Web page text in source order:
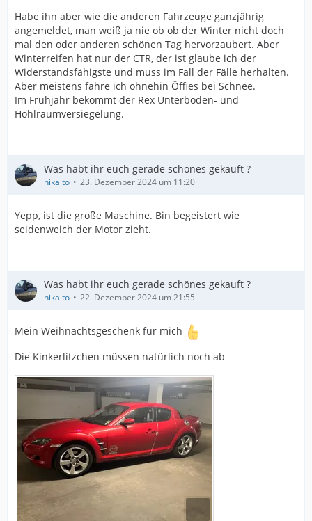
Habe ihn aber wie die anderen Fahrzeuge ganzjährig
angemeldet, man weiß ja nie ob ob der Winter nicht doch
mal den oder anderen schönen Tag hervorzaubert. Aber
Winterreifen hat nur der CTR, der ist glaube ich der
Widerstandsfähigste und muss im Fall der Fälle herhalten.
Aber meistens fahre ich ohnehin Öffies bei Schnee.
Im Frühjahr bekommt der Rex Unterboden- und
Hohlraumversiegelung.
Was habt ihr euch gerade schönes gekauft ?
hikaito 23. Dezember 2024 um 11:20
Yepp, ist die große Maschine. Bin begeistert wie
seidenweich der Motor zieht.
Was habt ihr euch gerade schönes gekauft ?
hikaito 22. Dezember 2024 um 21:55
Mein Weihnachtsgeschenk für mich
Die Kinkerlitzchen müssen natürlich noch ab